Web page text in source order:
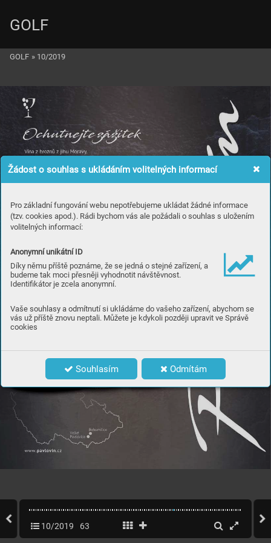
Žádost o souhlas s ukládáním volitelných informací
Pro základní fungování webu nepotřebujeme ukládat žádné informace
(tzv. cookies apod.). Rádi bychom vás ale požádali o souhlas s uložením
volitelných informací:
Anonymní unikátní ID
Díky němu příště poznáme, že se jedná o stejné zařízení, a
budeme tak moci přesněji vyhodnotit návštěvnost.
Identifikátor je zcela anonymní.
Vaše souhlasy a odmítnutí si ukládáme do vašeho zařízení, abychom se
vás už příště znovu neptali. Můžete je kdykoli později upravit ve Správě
cookies
Souhlasím Odmítám
GOLF
GOLF » 10/2019
10/2019 63